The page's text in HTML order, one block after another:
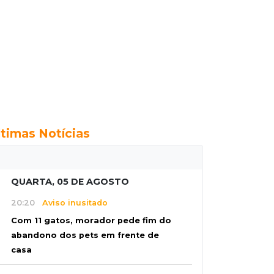
Notícias
QUARTA, 05 DE AGOSTO
20:20 Aviso inusitado
Com 11 gatos, morador pede fim do
abandono dos pets em frente de
casa